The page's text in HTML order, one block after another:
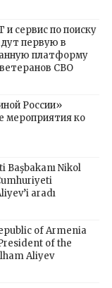
сервис по поиску
первую в
платформу
СВО
России»
мероприятия ко
Başbakanı Nikol
aradı
of Armenia
of the
Aliyev